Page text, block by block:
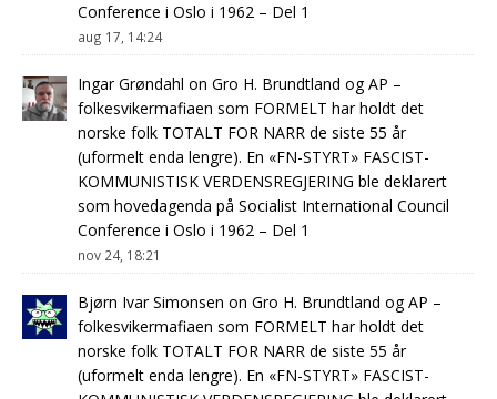
Conference i Oslo i 1962 – Del 1
aug 17, 14:24
Ingar Grøndahl on Gro H. Brundtland og AP –
folkesvikermafiaen som FORMELT har holdt det
norske folk TOTALT FOR NARR de siste 55 år
(uformelt enda lengre). En «FN-STYRT» FASCIST-
KOMMUNISTISK VERDENSREGJERING ble deklarert
som hovedagenda på Socialist International Council
Conference i Oslo i 1962 – Del 1
nov 24, 18:21
Bjørn Ivar Simonsen on Gro H. Brundtland og AP –
folkesvikermafiaen som FORMELT har holdt det
norske folk TOTALT FOR NARR de siste 55 år
(uformelt enda lengre). En «FN-STYRT» FASCIST-